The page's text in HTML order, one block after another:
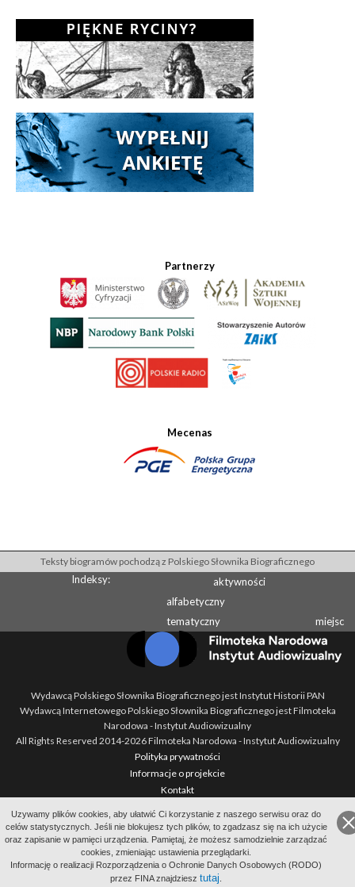
Partnerzy
Mecenas
Uzywamy plików cookies, aby ułatwić Ci korzystanie z naszego serwisu oraz do
celów statystycznych. Jeśli nie blokujesz tych plików, to zgadzasz się na ich użycie
oraz zapisanie w pamięci urządzenia. Pamiętaj, że możesz samodzielnie zarządzać
cookies, zmieniając ustawienia przeglądarki.
Informację o realizacji Rozporządzenia o Ochronie Danych Osobowych (RODO)
przez FINA znajdziesz tutaj
Teksty biogramów pochodzą z Polskiego Słownika Biograficznego
Indeksy:
aktywności
alfabetyczny
tematyczny
miejsc
Wydawcą Polskiego Słownika Biograficznego jest Instytut Historii PAN
Wydawcą Internetowego Polskiego Słownika Biograficznego jest Filmoteka
Narodowa - Instytut Audiowizualny
All Rights Reserved 2014-2026Filmoteka Narodowa - Instytut Audiowizualny
Polityka prywatności
Informacje o projekcie
Kontakt
Mapa strony
BIP